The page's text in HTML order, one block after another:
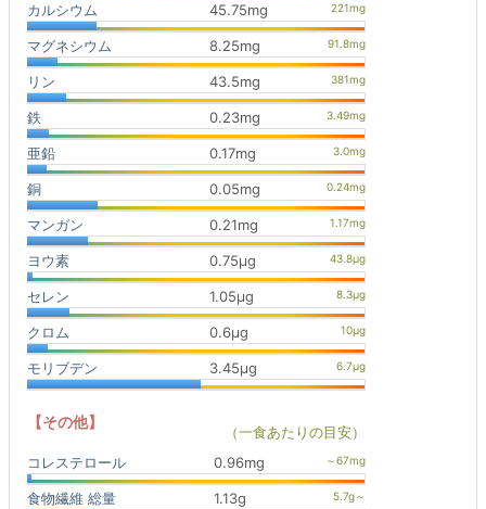
カルシウム 45.75mg
マグネシウム 8.25mg
リン 43.5mg
鉄 0.23mg
亜鉛 0.17mg
銅 0.05mg
マンガン 0.21mg
ヨウ素 0.75μg
セレン 1.05μg
クロム 0.6μg
モリブデン 3.45μg
【その他】
（一食あたりの目安）
コレステロール
0.96mg
食物繊維 総量 1.13g